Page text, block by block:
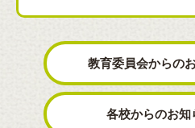
教育委員会からの
各校からのお知